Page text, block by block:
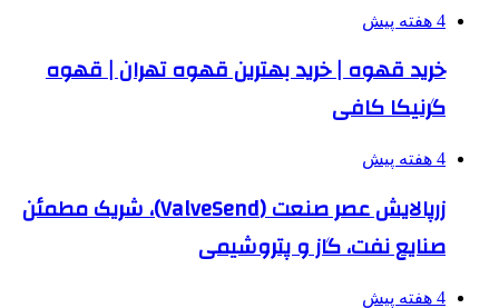
4 هفته پیش
خرید قهوه | خرید بهترین قهوه تهران | قهوه
گرنیکا کافی
4 هفته پیش
زرپالایش عصر صنعت (ValveSend)، شریک مطمئن
صنایع نفت، گاز و پتروشیمی
4 هفته پیش